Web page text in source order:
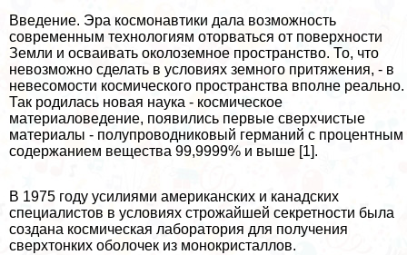
Введение. Эра космонавтики дала возможность
современным технологиям оторваться от поверхности
Земли и осваивать околоземное прострaнcтво. То, что
невозможно сделать в условиях земного притяжения, - в
невесомости космического прострaнcтва вполне реально.
Так родилась новая наука - космическое
материаловедение, появились первые сверхчистые
материалы - полупроводниковый германий с процентным
содержанием вещества 99,9999% и выше [1].
В 1975 году усилиями американских и канадских
специалистов в условиях строжайшей секретности была
создана космическая лаборатория для получения
сверхтонких оболочек из монокристаллов.